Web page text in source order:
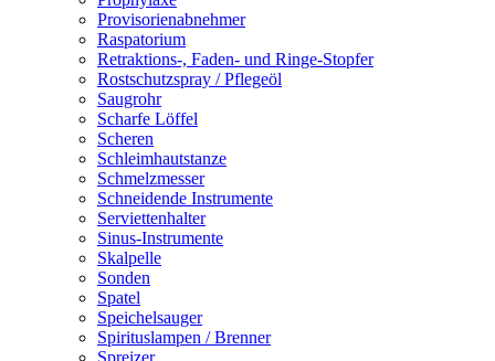
Provisorienabnehmer
Raspatorium
Retraktions-, Faden- und Ringe-Stopfer
Rostschutzspray / Pflegeöl
Saugrohr
Scharfe Löffel
Scheren
Schleimhautstanze
Schmelzmesser
Schneidende Instrumente
Serviettenhalter
Sinus-Instrumente
Skalpelle
Sonden
Spatel
Speichelsauger
Spirituslampen / Brenner
Spreizer